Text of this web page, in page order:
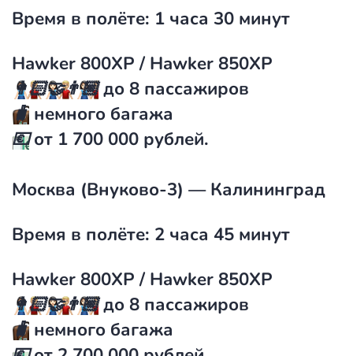
Время в полёте: 1 часа 30 минут
Hawker 800XP / Hawker 850XP
👩🏻‍🤝‍👨🏼до 8 пассажиров
🧳 немного багажа
💶от 1 700 000 рублей.
Москва (Внуково-3) — Калининград
Время в полёте: 2 часа 45 минут
Hawker 800XP / Hawker 850XP
👩🏻‍🤝‍👨🏼до 8 пассажиров
🧳 немного багажа